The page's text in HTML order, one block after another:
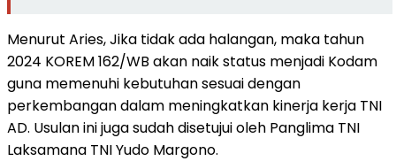
Menurut Aries, Jika tidak ada halangan, maka tahun
2024 KOREM 162/WB akan naik status menjadi Kodam
guna memenuhi kebutuhan sesuai dengan
perkembangan dalam meningkatkan kinerja kerja TNI
AD. Usulan ini juga sudah disetujui oleh Panglima TNI
Laksamana TNI Yudo Margono.